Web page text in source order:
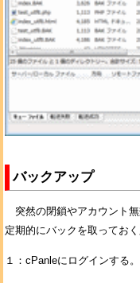
バックアップ
突然の閉鎖やアカウント
定期的にバックを取っておく
１：cPanleにログインする。